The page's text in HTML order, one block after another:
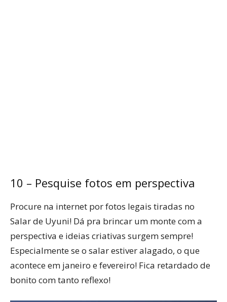
10 – Pesquise fotos em perspectiva
Procure na internet por fotos legais tiradas no
Salar de Uyuni! Dá pra brincar um monte com a
perspectiva e ideias criativas surgem sempre!
Especialmente se o salar estiver alagado, o que
acontece em janeiro e fevereiro! Fica retardado de
bonito com tanto reflexo!